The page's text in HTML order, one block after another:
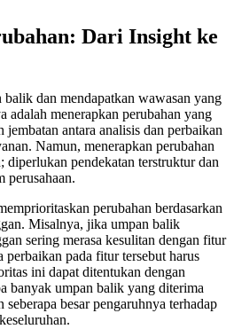
Dari Insight ke
balik dan mendapatkan wawasan yang
adalah menerapkan perubahan yang
antara analisis dan perbaikan
Namun, menerapkan perubahan
diperlukan pendekatan terstruktur dan
perusahaan.
perubahan berdasarkan
Misalnya, jika umpan balik
sering merasa kesulitan dengan fitur
pada fitur tersebut harus
ini dapat ditentukan dengan
banyak umpan balik yang diterima
seberapa besar pengaruhnya terhadap